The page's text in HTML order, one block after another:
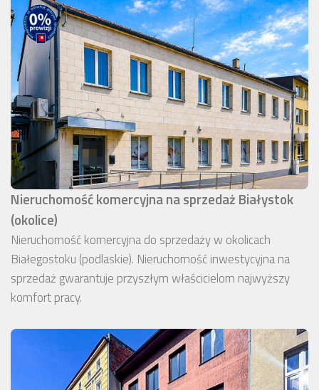
Nieruchomość komercyjna na sprzedaż Białystok
(okolice)
Nieruchomość komercyjna do sprzedaży w okolicach
Białegostoku (podlaskie). Nieruchomość inwestycyjna na
sprzedaż gwarantuje przyszłym właścicielom najwyższy
komfort pracy.